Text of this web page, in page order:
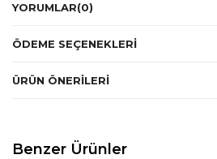
YORUMLAR(0)
ÖDEME SEÇENEKLERI
ÜRÜN ÖNERILERI
Benzer Ürünler